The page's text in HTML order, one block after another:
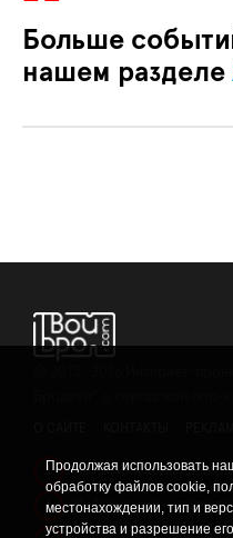
Продолжая использовать
обработку файлов cookie,
местонахождении, тип и
устройства и разрешение
Больше
нашем разделе
! Политика
! Информация о